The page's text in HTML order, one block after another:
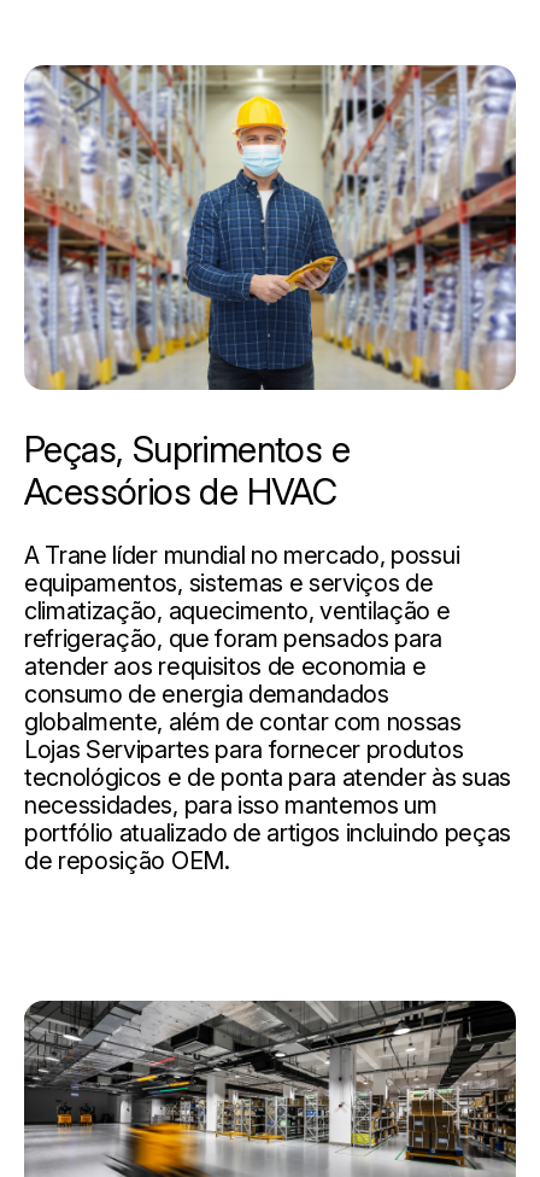
Peças, Suprimentos e
Acessórios de HVAC
A Trane líder mundial no mercado, possui
equipamentos, sistemas e serviços de
climatização, aquecimento, ventilação e
refrigeração, que foram pensados ​​para
atender aos requisitos de economia e
consumo de energia demandados
globalmente, além de contar com nossas
Lojas Servipartes para fornecer produtos
tecnológicos e de ponta para atender às suas
necessidades, para isso mantemos um
portfólio atualizado de artigos incluindo peças
de reposição OEM.